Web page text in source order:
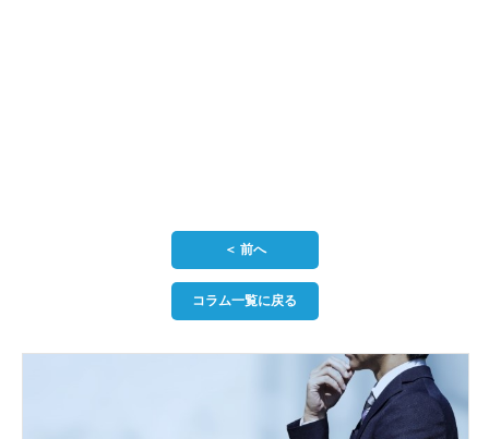
＜ 前へ
コラム一覧に戻る